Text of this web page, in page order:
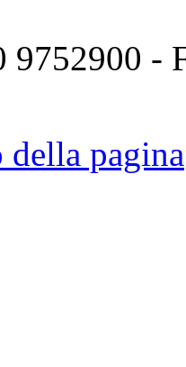
9752900 -
pagina